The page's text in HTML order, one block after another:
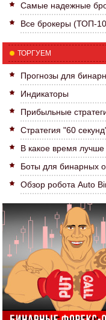
Самые надежные
Все брокеры (ТОП-
ТОРГУЕМ
Прогнозы для
Индикаторы
Прибыльные
Стратегия "60
В какое время лучше
Боты для бинарных
Обзор робота Auto